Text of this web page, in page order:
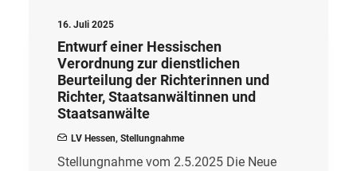
16. Juli 2025
Entwurf einer Hessischen
Verordnung zur dienstlichen
Beurteilung der Richterinnen und
Richter, Staatsanwältinnen und
Staatsanwälte
LV Hessen, Stellungnahme
Stellungnahme vom 2.5.2025 Die Neue